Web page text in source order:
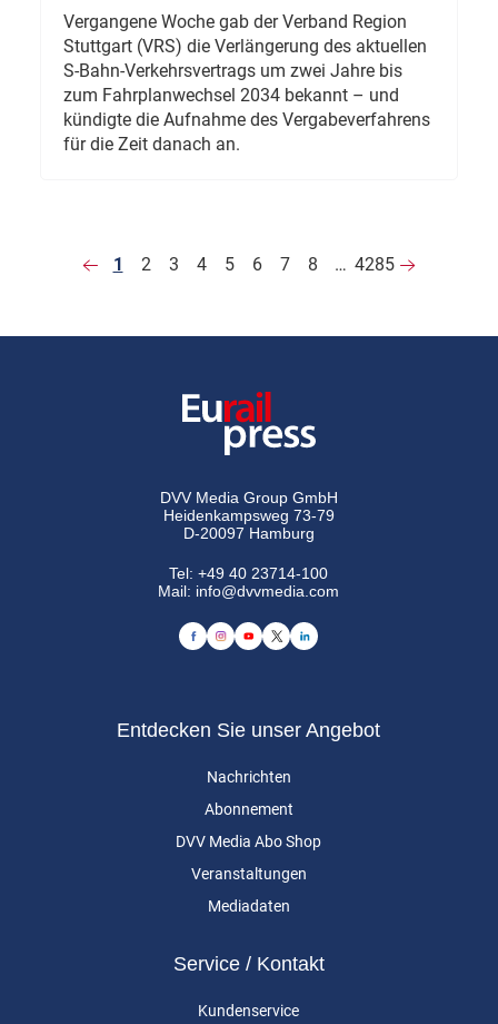
Vergangene Woche gab der Verband Region
Stuttgart (VRS) die Verlängerung des aktuellen
S-Bahn-Verkehrsvertrags um zwei Jahre bis
zum Fahrplanwechsel 2034 bekannt – und
kündigte die Aufnahme des Vergabeverfahrens
für die Zeit danach an.
1 2 3 4 5 6 7 8 … 4285
DVV Media Group GmbH
Heidenkampsweg 73-79
D-20097 Hamburg
Tel:+49 40 23714-100
Mail: info@dvvmedia.com
Entdecken Sie unser Angebot
Nachrichten
Abonnement
DVV Media Abo Shop
Veranstaltungen
Mediadaten
Service / Kontakt
Kundenservice